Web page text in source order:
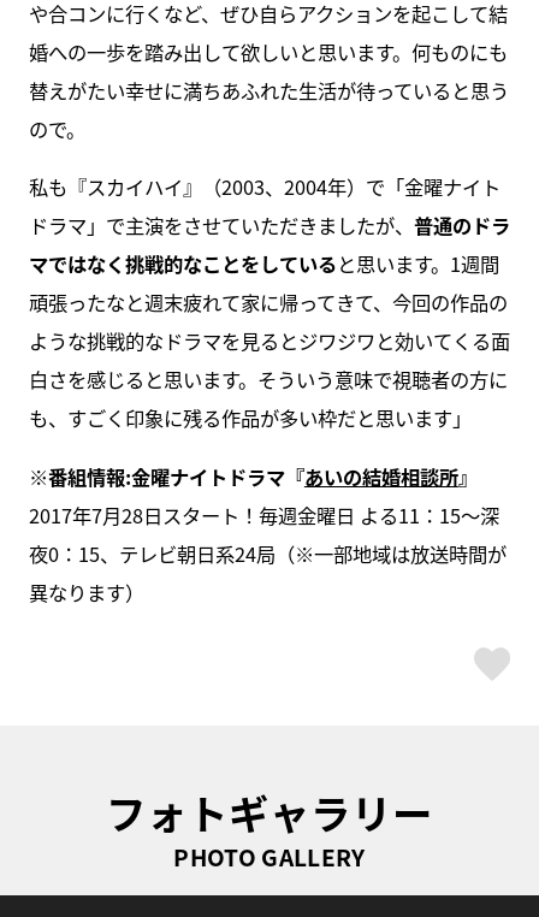
や合コンに行くなど、ぜひ自らアクションを起こして結
婚への一歩を踏み出して欲しいと思います。何ものにも
替えがたい幸せに満ちあふれた生活が待っていると思う
ので。
私も『スカイハイ』（2003、2004年）で「金曜ナイト
ドラマ」で主演をさせていただきましたが、 普通のドラ
マではなく挑戦的なことをしていると思います。1週間
頑張ったなと週末疲れて家に帰ってきて、今回の作品の
ような挑戦的なドラマを見るとジワジワと効いてくる面
白さを感じると思います。そういう意味で視聴者の方に
も、すごく印象に残る作品が多い枠だと思います」
※番組情報:金曜ナイトドラマ『あいの結婚相談所』
2017年7月28日スタート！毎週金曜日 よる11：15～深
夜0：15、テレビ朝日系24局（※一部地域は放送時間が
異なります）
フォトギャラリー
PHOTO GALLERY